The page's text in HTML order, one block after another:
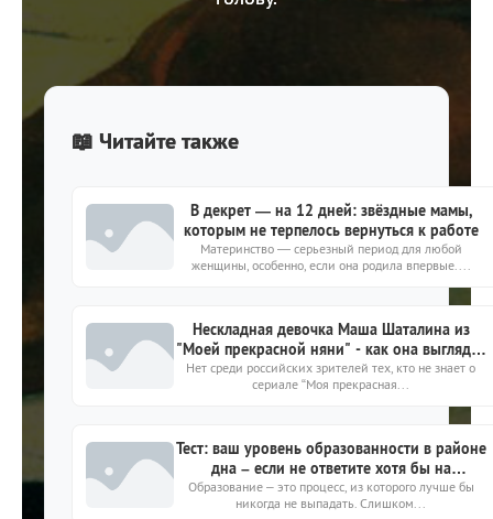
📖 Читайте также
В декрет — на 12 дней: звёздные мамы,
которым не терпелось вернуться к работе
Материнство — серьезный период для любой
женщины, особенно, если она родила впервые....
Нескладная девочка Маша Шаталина из
"Моей прекрасной няни" - как она выглядит
сейчас?
Нет среди российских зрителей тех, кто не знает о
сериале “Моя прекрасная...
Тест: ваш уровень образованности в районе
дна – если не ответите хотя бы на
7https://kto-chto-gde.ru/wp-
content/themes/theme2019/img/placeholder-
Образование – это процесс, из которого лучше бы
никогда не выпадать. Слишком...